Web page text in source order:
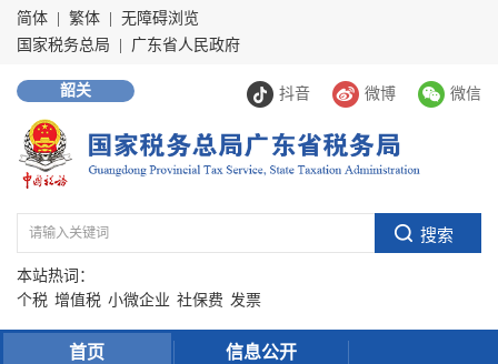
简体 繁体
无障碍浏览
国家税务总局
广东省人民政府
抖音 微博 微信
韶关
本站热词：
个税 增值税 小微企业 社保费 发票
首页 信息公开